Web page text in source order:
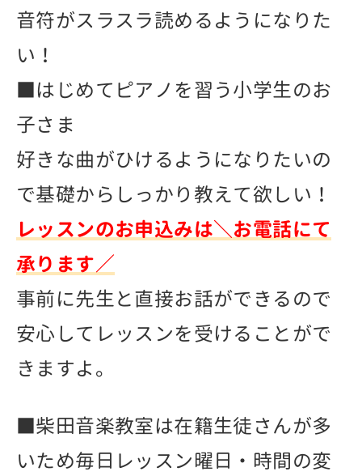
音符がスラスラ読めるようになりた
い！
■はじめてピアノを習う小学生のお
子さま
好きな曲がひけるようになりたいの
で基礎からしっかり教えて欲しい！
レッスンのお申込みは＼お電話にて
承ります／
事前に先生と直接お話ができるので
安心してレッスンを受けることがで
きますよ。
■柴田音楽教室は在籍生徒さんが多
いため毎日レッスン曜日・時間の変